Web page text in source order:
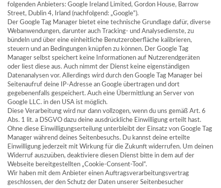
folgenden Anbieters: Google Ireland Limited, Gordon House, Barrow
Street, Dublin 4, Irland (nachfolgend: „Google“).
Der Google Tag Manager bietet eine technische Grundlage dafür, diverse
Webanwendungen, darunter auch Tracking- und Analysedienste, zu
bündeln und über eine einheitliche Benutzeroberfläche kalibrieren,
steuern und an Bedingungen knüpfen zu können. Der Google Tag
Manager selbst speichert keine Informationen auf Nutzerendgeräten
oder liest diese aus. Auch nimmt der Dienst keine eigenständigen
Datenanalysen vor. Allerdings wird durch den Google Tag Manager bei
Seitenaufruf deine IP-Adresse an Google übertragen und dort
gegebenenfalls gespeichert. Auch eine Übermittlung an Server von
Google LLC. in den USA ist möglich.
Diese Verarbeitung wird nur dann vollzogen, wenn du uns gemäß Art. 6
Abs. 1 lit. a DSGVO dazu deine ausdrückliche Einwilligung erteilt hast.
Ohne diese Einwilligungserteilung unterbleibt der Einsatz von Google Tag
Manager während deines Seitenbesuchs. Du kannst deine erteilte
Einwilligung jederzeit mit Wirkung für die Zukunft widerrufen. Um deinen
Widerruf auszuüben, deaktiviere diesen Dienst bitte in dem auf der
Webseite bereitgestellten „Cookie-Consent-Tool“.
Wir haben mit dem Anbieter einen Auftragsverarbeitungsvertrag
geschlossen, der den Schutz der Daten unserer Seitenbesucher